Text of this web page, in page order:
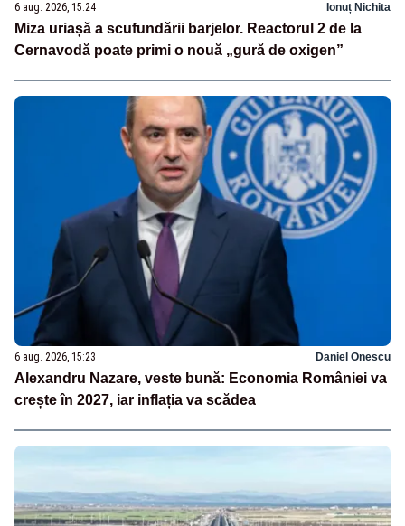
6 aug. 2026, 15:24 Ionuț Nichita
Miza uriașă a scufundării barjelor. Reactorul 2 de la
Cernavodă poate primi o nouă „gură de oxigen”
6 aug. 2026, 15:23 Daniel Onescu
Alexandru Nazare, veste bună: Economia României va
crește în 2027, iar inflația va scădea